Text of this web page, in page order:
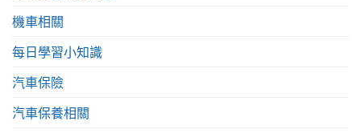
機車相關
每日學習小知識
汽車保險
汽車保養相關